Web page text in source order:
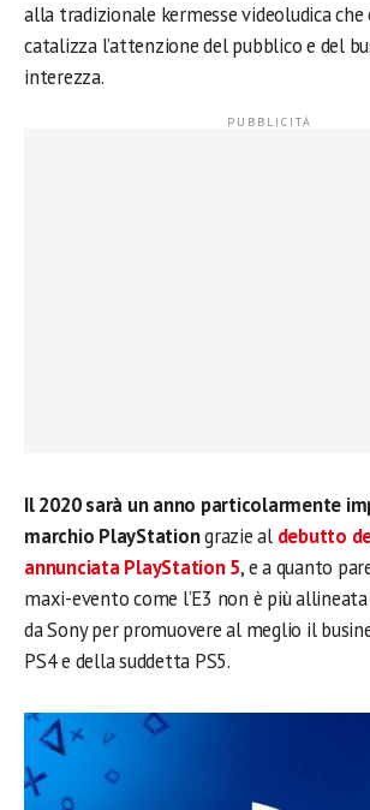
alla tradizionale kermesse videoludica che
catalizza l’attenzione del pubblico e del
interezza.
Il 2020 sarà un anno particolarmente
marchio PlayStationgrazie al debutto
annunciata PlayStation 5, e a quanto
maxi-evento come l’E3 non è più
da Sony per promuovere al meglio il
PS4 e della suddetta PS5.